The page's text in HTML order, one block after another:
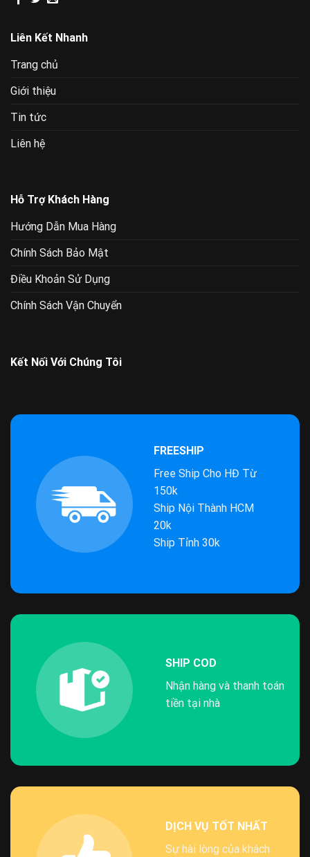
Liên Kết Nhanh
Trang chủ
Giới thiệu
Tin tức
Liên hệ
Hỗ Trợ Khách Hàng
Hướng Dẫn Mua Hàng
Chính Sách Bảo Mật
Điều Khoản Sử Dụng
Chính Sách Vận Chuyển
Kết Nối Với Chúng Tôi
FREESHIP
Free Ship Cho HĐ Từ
150k
Ship Nội Thành HCM
20k
Ship Tỉnh 30k
SHIP COD
Nhận hàng và thanh toán
tiền tại nhà
DỊCH VỤ TỐT NHẤT
Sự hài lòng của khách